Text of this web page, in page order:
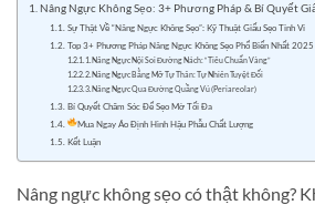
Nâng Ngực Không Sẹo: 3+ Phương Pháp & Bí Quyết
Sự Thật Về “Nâng Ngực Không Sẹo”: Kỹ Thuật Giấu Sẹo Tinh Vi
Top 3+ Phương Pháp Nâng Ngực Không Sẹo Phổ Biến Nhất 2025
1. Nâng Ngực Nội Soi Đường Nách: “Tiêu Chuẩn Vàng”
2. Nâng Ngực Bằng Mỡ Tự Thân: Tự Nhiên Tuyệt Đối
3. Nâng Ngực Qua Đường Quầng Vú (Periareolar)
Bí Quyết Chăm Sóc Để Sẹo Mờ Tối Đa
Mua Ngay Áo Định Hình Hậu Phẫu Chất Lượng
Kết Luận
Nâng ngực không sẹo có thật không?